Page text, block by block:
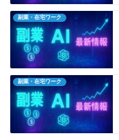
副業・在宅ワーク
副業・在宅ワーク